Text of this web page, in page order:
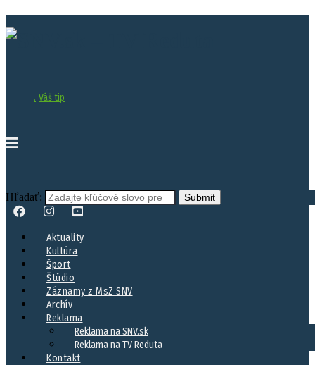
. Váš tip
Hľadať:
Aktuality
Kultúra
Šport
Štúdio
Záznamy z MsZ SNV
Archív
Reklama
Reklama na SNV.sk
Reklama na TV Reduta
Kontakt